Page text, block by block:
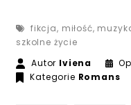
fikcja, miłość,
szkolne życie
Autor Iviena
Kategorie Romans